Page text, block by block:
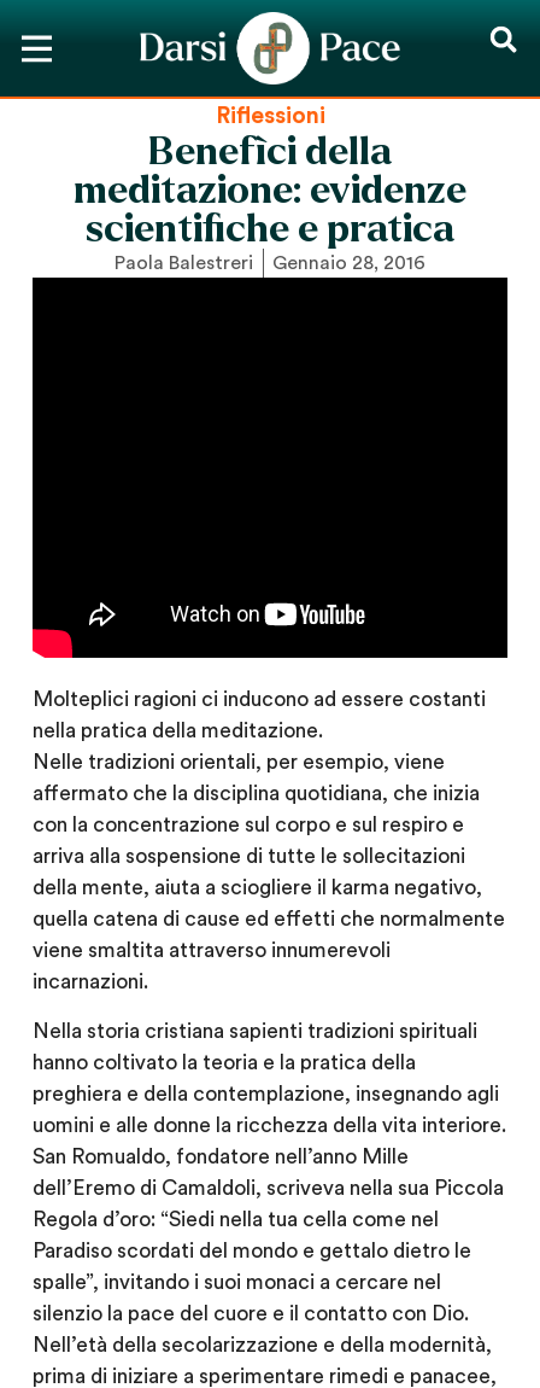
Riflessioni
Benefìci della
meditazione: evidenze
scientifiche e pratica
Paola Balestreri Gennaio 28, 2016
Molteplici ragioni ci inducono ad essere costanti
nella pratica della meditazione.
Nelle tradizioni orientali, per esempio, viene
affermato che la disciplina quotidiana, che inizia
con la concentrazione sul corpo e sul respiro e
arriva alla sospensione di tutte le sollecitazioni
della mente, aiuta a sciogliere il karma negativo,
quella catena di cause ed effetti che normalmente
viene smaltita attraverso innumerevoli
incarnazioni.
Nella storia cristiana sapienti tradizioni spirituali
hanno coltivato la teoria e la pratica della
preghiera e della contemplazione, insegnando agli
uomini e alle donne la ricchezza della vita interiore.
San Romualdo, fondatore nell’anno Mille
dell’Eremo di Camaldoli, scriveva nella sua Piccola
Regola d’oro: “Siedi nella tua cella come nel
Paradiso scordati del mondo e gettalo dietro le
spalle”, invitando i suoi monaci a cercare nel
silenzio la pace del cuore e il contatto con Dio.
Nell’età della secolarizzazione e della modernità,
prima di iniziare a sperimentare rimedi e panacee,